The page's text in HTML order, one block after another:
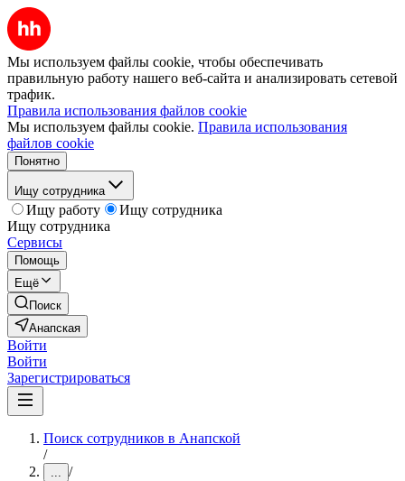
Мы используем файлы cookie, чтобы обеспечивать
правильную работу нашего веб-сайта и анализировать сетевой
трафик.
Правила использования файлов cookie
Мы используем файлы cookie. Правила использования
файлов cookie
Понятно
Ищу сотрудника
Ищу работу
Ищу сотрудника
Ищу сотрудника
Сервисы
Помощь
Ещё
Поиск
Анапская
Войти
Войти
Зарегистрироваться
Поиск сотрудников в Анапской
/
... /